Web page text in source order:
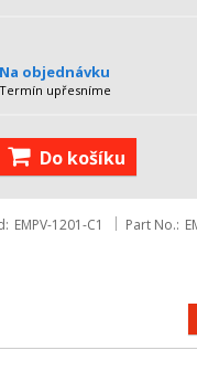
Na objednávku
Termín upřesníme
Do košíku
EMPV-1201-C1 Part No.